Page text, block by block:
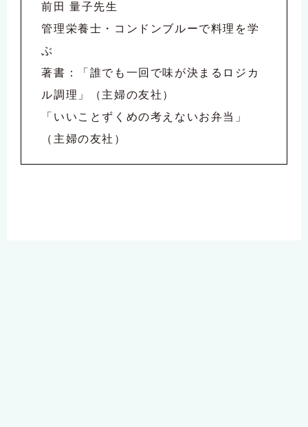
前田 量子先生
管理栄養士・コンドンブルーで料理を学
ぶ
著書：「誰でも一回で味が決まるロジカ
ル調理」（主婦の友社）
「いいことずくめの考えないお弁当」
（主婦の友社）